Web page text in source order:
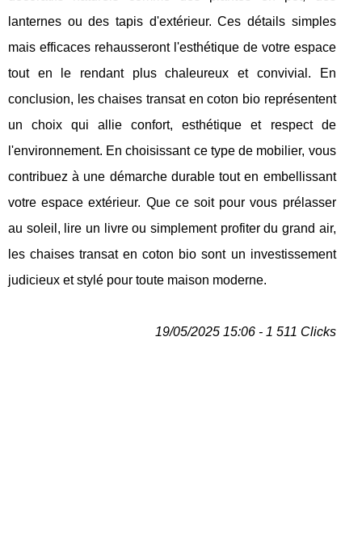
lanternes ou des tapis d'extérieur. Ces détails simples
mais efficaces rehausseront l'esthétique de votre espace
tout en le rendant plus chaleureux et convivial. En
conclusion, les chaises transat en coton bio représentent
un choix qui allie confort, esthétique et respect de
l'environnement. En choisissant ce type de mobilier, vous
contribuez à une démarche durable tout en embellissant
votre espace extérieur. Que ce soit pour vous prélasser
au soleil, lire un livre ou simplement profiter du grand air,
les chaises transat en coton bio sont un investissement
judicieux et stylé pour toute maison moderne.
19/05/2025 15:06 - 1 511 Clicks